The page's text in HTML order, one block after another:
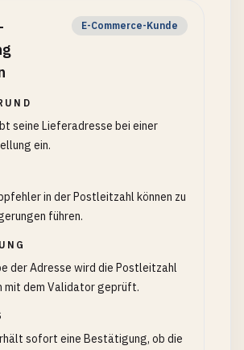
E-Commerce-Kunde
seine Lieferadresse bei einer
ein.
in der Postleitzahl können zu
führen.
der Adresse wird die Postleitzahl
mit dem Validator geprüft.
sofort eine Bestätigung, ob die